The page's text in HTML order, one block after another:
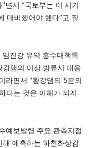
면서 “국토부는 이 시기
대비했어야 했다”고 질
진강 유역 홍수대책특
댐의 이상 방류시 대응
라면서 “황강댐의 5분의
다는 것은 이해가 되지
예보발령 주요 관측지점
예측하는 하천화상감